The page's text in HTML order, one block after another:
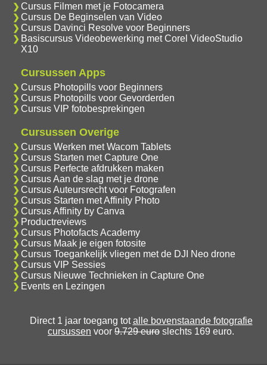
Cursus Filmen met je Fotocamera
Cursus De Beginselen van Video
Cursus Davinci Resolve voor Beginners
Basiscursus Videobewerking met Corel VideoStudio
X10
Cursussen Apps
Cursus Photopills voor Beginners
Cursus Photopills voor Gevorderden
Cursus VIP fotobesprekingen
Cursussen Overige
Cursus Werken met Wacom Tablets
Cursus Starten met Capture One
Cursus Perfecte afdrukken maken
Cursus Aan de slag met je drone
Cursus Auteursrecht voor Fotografen
Cursus Starten met Affinity Photo
Cursus Affinity by Canva
Productreviews
Cursus Photofacts Academy
Cursus Maak je eigen fotosite
Cursus Toegankelijk vliegen met de DJI Neo drone
Cursus VIP Sessies
Cursus Nieuwe Technieken in Capture One
Events en Lezingen
Direct 1 jaar toegang totalle bovenstaande fotografie
cursussen voor 9.729 euro slechts 169 euro.